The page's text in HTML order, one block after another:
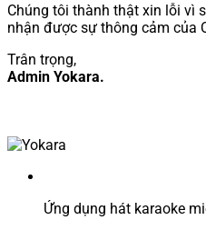
Chúng tôi thành thật xin lỗi vì
nhận được sự thông cảm của
Trân trọng,
Admin Yokara.
Ứng dụng hát karaoke